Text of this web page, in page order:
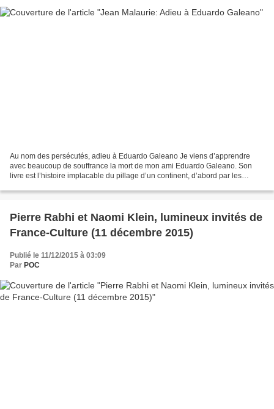
Au nom des persécutés, adieu à Eduardo Galeano Je viens d’apprendre
avec beaucoup de souffrance la mort de mon ami Eduardo Galeano. Son
livre est l’histoire implacable du pillage d’un continent, d’abord par les
Pierre Rabhi et Naomi Klein, lumineux invités de
France-Culture (11 décembre 2015)
Publié le 11/12/2015 à 03:09
Par POC